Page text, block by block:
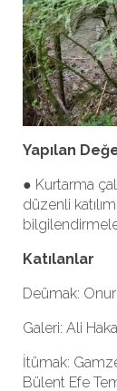
Yapılan
● Kurtarma
düzenli
Katılanlar
Deümak:
Galeri: Ali
İtümak:
Bülent Efe